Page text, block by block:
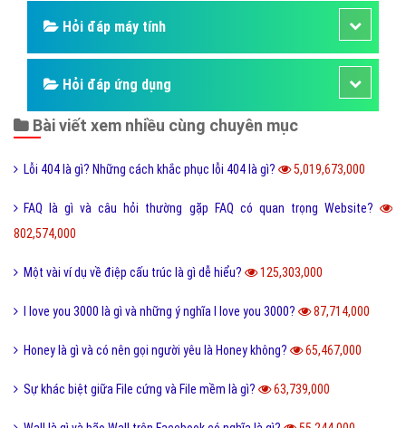
Hỏi đáp máy tính
Hỏi đáp ứng dụng
Bài viết xem nhiều cùng chuyên mục
Lỗi 404 là gì? Những cách khắc phục lỗi 404 là gì? 5,019,673,000
FAQ là gì và câu hỏi thường gặp FAQ có quan trọng Website?
802,574,000
Một vài ví dụ về điệp cấu trúc là gì dễ hiểu? 125,303,000
I love you 3000 là gì và những ý nghĩa I love you 3000? 87,714,000
Honey là gì và có nên gọi người yêu là Honey không? 65,467,000
Sự khác biệt giữa File cứng và File mềm là gì? 63,739,000